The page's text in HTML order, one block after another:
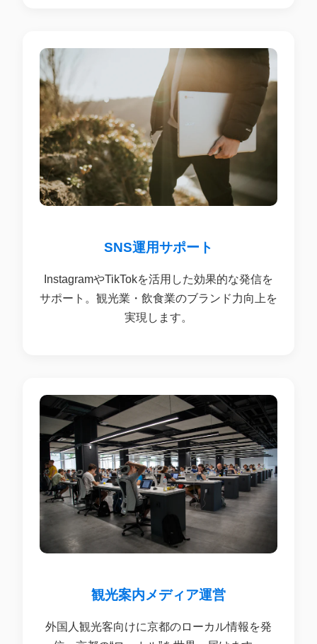
SNS運用サポート
InstagramやTikTokを活用した効果的な発信を
サポート。観光業・飲食業のブランド力向上を
実現します。
観光案内メディア運営
外国人観光客向けに京都のローカル情報を発